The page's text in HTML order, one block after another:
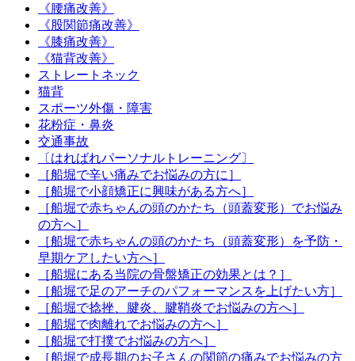
《腰痛改善》
《股関節痛改善》
《膝痛改善》
《猫背改善》
ストレートネック
猫背
スポーツ外傷・障害
花粉症・鼻炎
交通事故
〔はればれパーソナルトレーニング〕
［船堀で辛い痛みでお悩みの方に］
［船堀で小顔矯正に興味がある方へ］
［船堀で赤ちゃんの頭のかたち（頭蓋変形）でお悩み
の方へ］
［船堀で赤ちゃんの頭のかたち（頭蓋変形）を予防・
早期ケアしたい方へ］
［船堀にある当院の骨盤矯正の効果とは？］
［船堀で足のアーチのパフォーマンスを上げたい方］
［船堀で捻挫、腱炎、腱鞘炎でお悩みの方へ］
［船堀で肉離れでお悩みの方へ］
［船堀で打撲でお悩みの方へ］
［船堀で成長期のお子さんの関節の痛みでお悩みの方